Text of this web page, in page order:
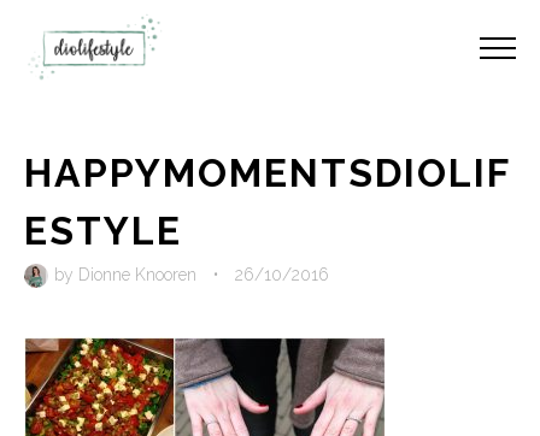
HAPPYMOMENTSDIOLIF
ESTYLE
by Dionne Knooren • 26/10/2016